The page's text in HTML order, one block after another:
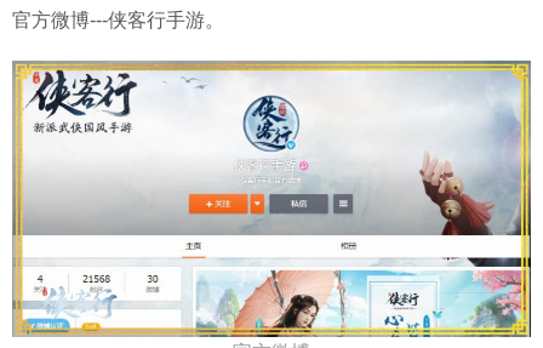
官方微博---侠客行手游。